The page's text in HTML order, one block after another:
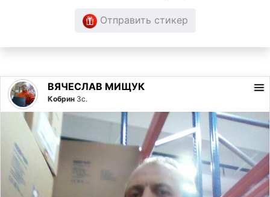
Отправить стикер
ВЯЧЕСЛАВ МИЩУК
Кобрин 3с.